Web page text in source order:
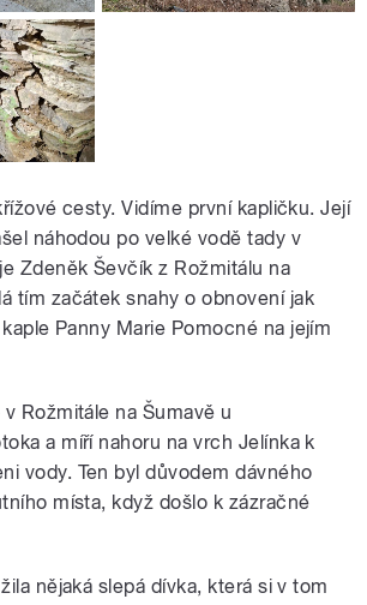
cesty. Vidíme první kapličku. Její
náhodou po velké vodě tady v
Zdeněk Ševčík z Rožmitálu na
tím začátek snahy o obnovení jak
Panny Marie Pomocné na jejím
Rožmitále na Šumavě u
a míří nahoru na vrch Jelínka k
vody. Ten byl důvodem dávného
místa, když došlo k zázračné
nějaká slepá dívka, která si v tom